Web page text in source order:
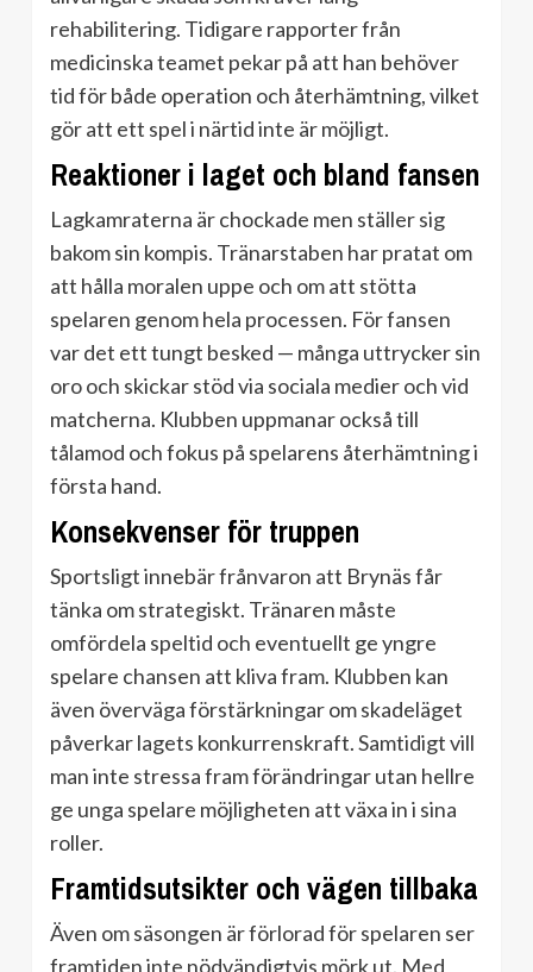
rehabilitering. Tidigare rapporter från
medicinska teamet pekar på att han behöver
tid för både operation och återhämtning, vilket
gör att ett spel i närtid inte är möjligt.
Reaktioner i laget och bland fansen
Lagkamraterna är chockade men ställer sig
bakom sin kompis. Tränarstaben har pratat om
att hålla moralen uppe och om att stötta
spelaren genom hela processen. För fansen
var det ett tungt besked — många uttrycker sin
oro och skickar stöd via sociala medier och vid
matcherna. Klubben uppmanar också till
tålamod och fokus på spelarens återhämtning i
första hand.
Konsekvenser för truppen
Sportsligt innebär frånvaron att Brynäs får
tänka om strategiskt. Tränaren måste
omfördela speltid och eventuellt ge yngre
spelare chansen att kliva fram. Klubben kan
även överväga förstärkningar om skadeläget
påverkar lagets konkurrenskraft. Samtidigt vill
man inte stressa fram förändringar utan hellre
ge unga spelare möjligheten att växa in i sina
roller.
Framtidsutsikter och vägen tillbaka
Även om säsongen är förlorad för spelaren ser
framtiden inte nödvändigtvis mörk ut. Med